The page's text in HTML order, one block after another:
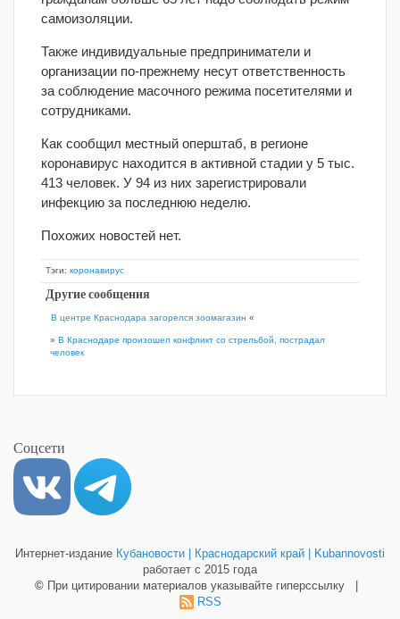
самоизоляции.
Также индивидуальные предприниматели и
организации по-прежнему несут ответственность
за соблюдение масочного режима посетителями и
сотрудниками.
Как сообщил местный оперштаб, в регионе
коронавирус находится в активной стадии у 5 тыс.
413 человек. У 94 из них зарегистрировали
инфекцию за последнюю неделю.
Похожих новостей нет.
Тэги: коронавирус
Другие сообщения
В центре Краснодара загорелся зоомагазин «
» В Краснодаре произошел конфликт со стрельбой, пострадал
человек
Соцсети
Интернет-издание Кубановости | Краснодарский край | Kubannovosti
работает с 2015 года
© При цитировании материалов указывайте гиперссылку |
RSS